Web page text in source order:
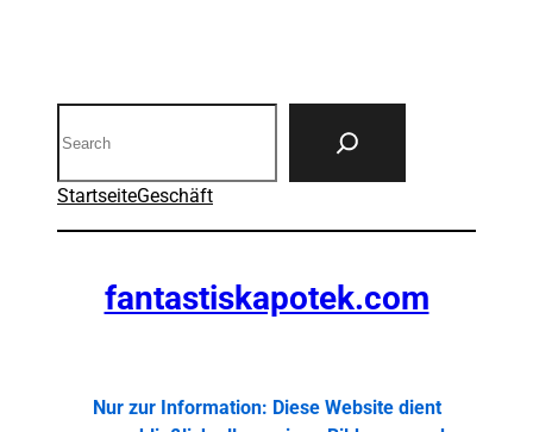
StartseiteGeschäft
fantastiskapotek.com
Nur zur Information: Diese Website dient